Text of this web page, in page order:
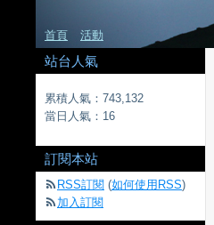
首頁 活動
站台人氣
累積人氣： 743,132
當日人氣： 16
訂閱本站
RSS訂閱 (如何使用RSS)
加入訂閱